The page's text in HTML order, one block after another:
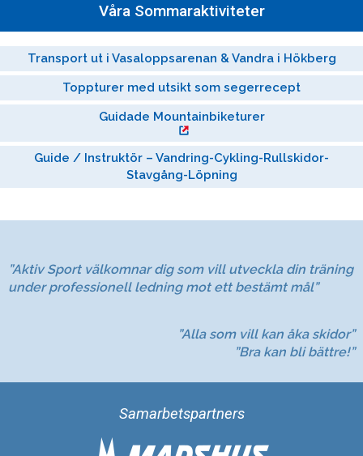
Våra Sommaraktiviteter
Transport ut i Vasaloppsarenan & Vandra i Hökberg
Toppturer med utsikt som segerrecept
Guidade Mountainbiketurer
Guide / Instruktör – Vandring-Cykling-Rullskidor-
Stavgång-Löpning
”Aktiv Sport välkomnar dig som vill utveckla din träning
under professionell ledning mot ett bestämt mål”
”Alla som vill kan åka skidor”
”Bra kan bli bättre!”
Samarbetspartners